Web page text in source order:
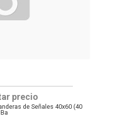
precio
de Señales 40x60 (40
Ba